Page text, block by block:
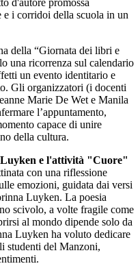
d'autore promossa
i corridoi della scuola in un
della “Giornata dei libri e
una ricorrenza sul calendario
un evento identitario e
Gli organizzatori (i docenti
Marie De Wet e Manila
l’appuntamento,
capace di unire
della cultura.
Luyken e l'attività "Cuore"
con una riflessione
emozioni, guidata dai versi
Luyken. La poesia
scivolo, a volte fragile come
al mondo dipende solo da
Luyken ha voluto dedicare
studenti del Manzoni,